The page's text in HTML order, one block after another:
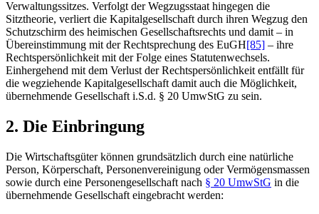
Verwaltungssitzes. Verfolgt der Wegzugsstaat hingegen die
Sitztheorie, verliert die Kapitalgesellschaft durch ihren Wegzug den
Schutzschirm des heimischen Gesellschaftsrechts und damit – in
Übereinstimmung mit der Rechtsprechung des EuGH[85] – ihre
Rechtspersönlichkeit mit der Folge eines Statutenwechsels.
Einhergehend mit dem Verlust der Rechtspersönlichkeit entfällt für
die wegziehende Kapitalgesellschaft damit auch die Möglichkeit,
übernehmende Gesellschaft i.S.d. § 20 UmwStG zu sein.
2. Die Einbringung
Die Wirtschaftsgüter können grundsätzlich durch eine natürliche
Person, Körperschaft, Personenvereinigung oder Vermögensmassen
sowie durch eine Personengesellschaft nach § 20 UmwStG in die
übernehmende Gesellschaft eingebracht werden: